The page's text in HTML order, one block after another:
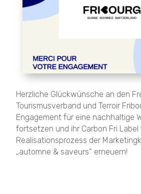
Herzliche Glückwünsche an den
Tourismusverband und Terroir
Engagement für eine nachhaltige
fortsetzen und ihr Carbon Fri Label
Realisationsprozess der
„automne & saveurs“ erneuern!